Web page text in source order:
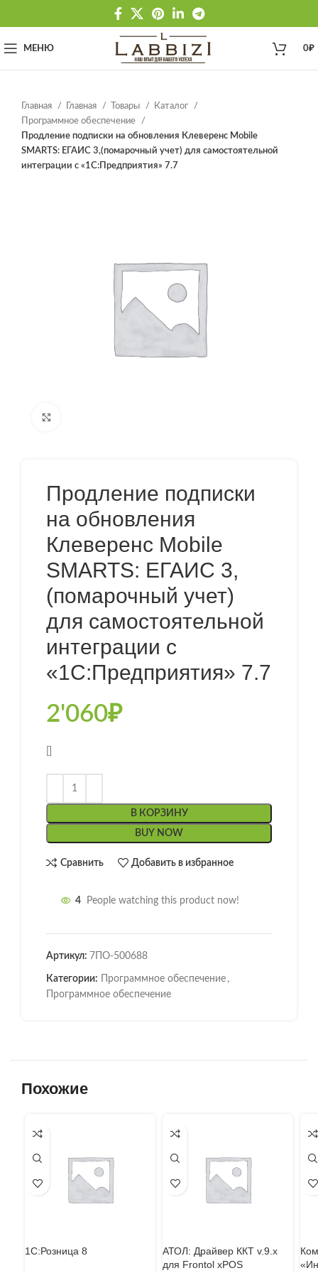
МЕНЮ 0₽
Главная Главная Товары
Каталог
Программное обеспечение
Продление подписки на обновления Клеверенс Mobile
SMARTS: ЕГАИС 3,(помарочный учет) для самостоятельной
интеграции с «1С:Предприятия» 7.7
Продление подписки
на обновления
Клеверенс Mobile
SMARTS: ЕГАИС 3,
(помарочный учет)
для самостоятельной
интеграции с
«1С:Предприятия» 7.7
2'060₽
В КОРЗИНУ
BUY NOW
Сравнить Добавить в избранное
4 People watching this product now!
Артикул: 7ПО-500688
Категории: Программное обеспечение ,
Программное обеспечение
Похожие
1С:Розница 8
АТОЛ: Драйвер ККТ v.9.x
для Frontol xPOS